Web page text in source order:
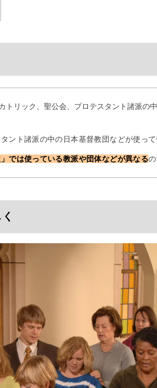
トリック、聖公会、プロテスタント諸派の
ント諸派の中の日本基督教団などが使って
」では使っている教派や団体などが異なるの